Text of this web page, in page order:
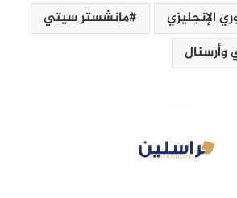
الإنجليزي
مانشستر سيتي
وأرسنال